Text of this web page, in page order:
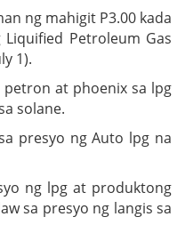
ng mahigit P3.00 kada
Petroleum Gas
1).
petron at phoenix sa lpg
solane.
presyo ng Auto lpg na
ng lpg at produktong
sa presyo ng langis sa